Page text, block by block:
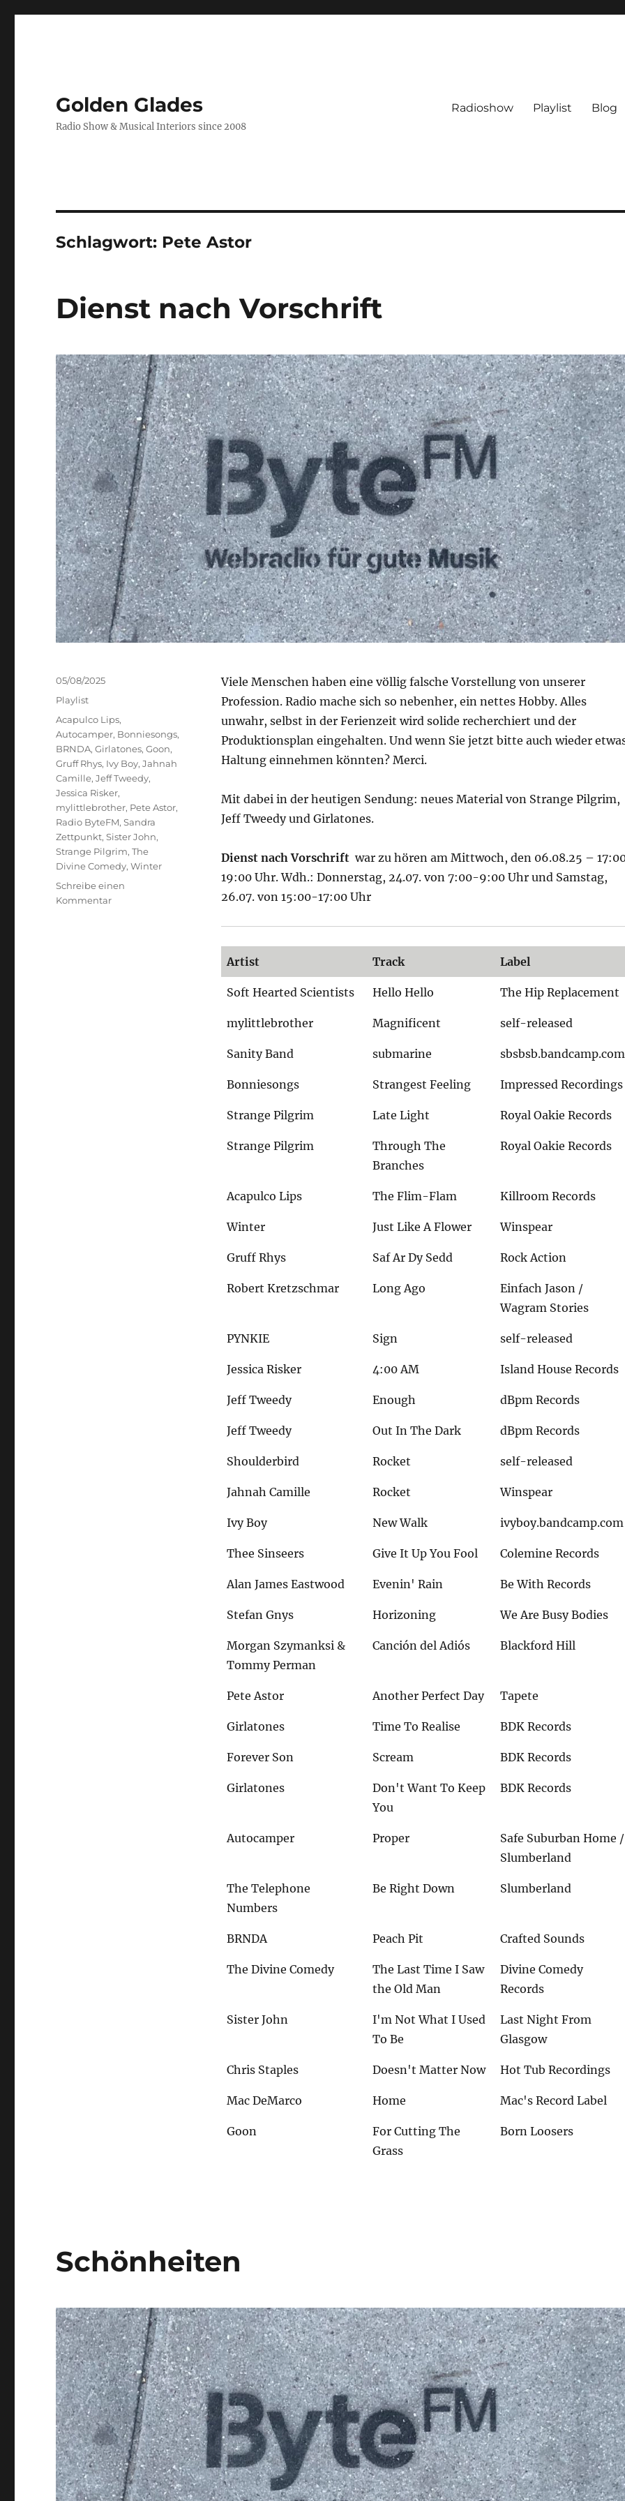
Golden Glades
Radio Show & Musical Interiors since 2008
Radioshow Playlist Blog
Schlagwort: Pete Astor
Dienst nach Vorschrift
Viele Menschen haben eine völlig falsche Vorstellung von unserer
Profession. Radio mache sich so nebenher, ein nettes Hobby. Alles
unwahr, selbst in der Ferienzeit wird solide recherchiert und der
Produktionsplan eingehalten. Und wenn Sie jetzt bitte auch wieder
Haltung einnehmen könnten? Merci.
Mit dabei in der heutigen Sendung: neues Material von Strange Pilgrim,
Jeff Tweedy und Girlatones.
Dienst nach Vorschrift war zu hören am Mittwoch, den 06.08.25 –
19:00 Uhr. Wdh.: Donnerstag, 24.07. von 7:00-9:00 Uhr und Samstag,
26.07. von 15:00-17:00 Uhr
Artist Track Label
Soft Hearted Scientists Hello Hello The Hip Replacement
mylittlebrother Magnificent self-released
Sanity Band submarine sbsbsb.bandcamp.com
Bonniesongs Strangest Feeling Impressed Recordings
Strange Pilgrim Late Light Royal Oakie Records
Strange Pilgrim
Through The
Branches
Royal Oakie Records
Acapulco Lips The Flim-Flam Killroom Records
Winter Just Like A Flower Winspear
Gruff Rhys Saf Ar Dy Sedd Rock Action
Robert Kretzschmar Long Ago
Einfach Jason /
Wagram Stories
PYNKIE Sign self-released
Jessica Risker 4:00 AM Island House Records
Jeff Tweedy Enough dBpm Records
Jeff Tweedy Out In The Dark dBpm Records
Shoulderbird Rocket self-released
Jahnah Camille Rocket Winspear
Ivy Boy New Walk ivyboy.bandcamp.com
Thee Sinseers Give It Up You Fool Colemine Records
Alan James Eastwood Evenin' Rain Be With Records
Stefan Gnys Horizoning We Are Busy Bodies
Morgan Szymanksi &
Tommy Perman
Canción del Adiós Blackford Hill
Pete Astor Another Perfect Day Tapete
Girlatones Time To Realise BDK Records
Forever Son Scream BDK Records
Girlatones
Don't Want To Keep
You
BDK Records
Autocamper Proper
Safe Suburban Home /
Slumberland
The Telephone
Numbers
Be Right Down Slumberland
BRNDA Peach Pit Crafted Sounds
The Divine Comedy
The Last Time I Saw
the Old Man
Divine Comedy
Records
Sister John
I'm Not What I Used
To Be
Last Night From
Glasgow
Chris Staples Doesn't Matter Now Hot Tub Recordings
Mac DeMarco Home Mac's Record Label
Goon
For Cutting The
Grass
Born Loosers
Veröffentlicht
am
05/08/2025
Kategorien
Playlist
Schlagwörter
Acapulco Lips,
Autocamper, Bonniesongs,
BRNDA,Girlatones,Goon,
Gruff Rhys, Ivy Boy,Jahnah
Camille,Jeff Tweedy,
Jessica Risker,
mylittlebrother, Pete Astor,
Radio ByteFM,Sandra
Zettpunkt,Sister John,
Strange Pilgrim,The
Divine Comedy,Winter
Schreibe einen
Kommentarzu
Schönheiten